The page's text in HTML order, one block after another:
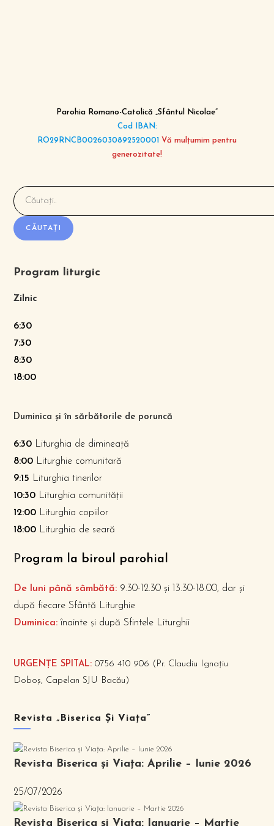
Parohia Romano-Catolică „Sfântul Nicolae”
Cod IBAN:
RO29RNCB0026030892520001 Vă mulțumim pentru
generozitate!
Caută
CĂUTAȚI
Program liturgic
Zilnic
6:30
7:30
8:30
18:00
Duminica și în sărbătorile de poruncă
6:30 Liturghia de dimineață
8:00 Liturghie comunitară
9:15 Liturghia tinerilor
10:30 Liturghia comunității
12:00 Liturghia copiilor
18:00 Liturghia de seară
Program la biroul parohial
De luni până sâmbătă: 9.30-12.30 și 13.30-18.00, dar și
după fiecare Sfântă Liturghie
Duminica: înainte și după Sfintele Liturghii
URGENȚE SPITAL: 0756 410 906 (Pr. Claudiu Ignațiu
Doboș, Capelan SJU Bacău)
Revista „Biserica Și Viața”
Revista Biserica și Viața: Aprilie – Iunie 2026
25/07/2026
Revista Biserica și Viața: Ianuarie – Martie